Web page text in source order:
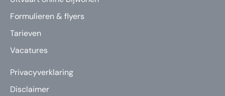
Formulieren & flyers
Tarieven
Vacatures
Privacyverklaring
Disclaimer